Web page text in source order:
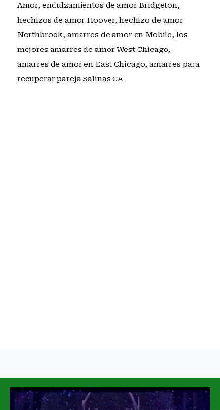
Amor, endulzamientos de amor Bridgeton,
hechizos de amor Hoover, hechizo de amor
Northbrook, amarres de amor en Mobile, los
mejores amarres de amor West Chicago,
amarres de amor en East Chicago, amarres para
recuperar pareja Salinas CA